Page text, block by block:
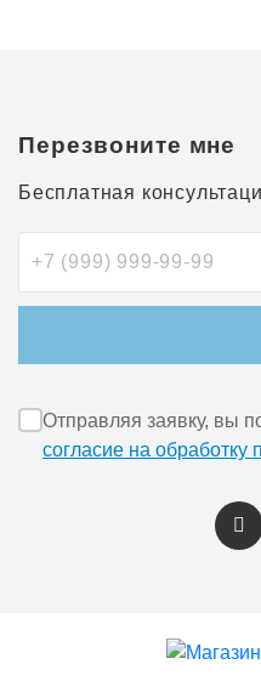
Перезвоните мне
Бесплатная
Отправляя заявку, вы
согласие на